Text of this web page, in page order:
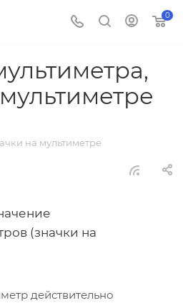
0
на мультиметре
(значки на
действительно